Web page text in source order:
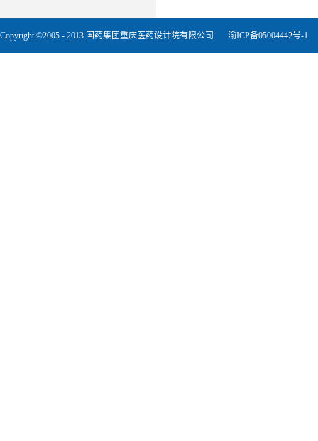
Copyright ©2005 - 2013 国药集团重庆医药设计院有限公司 渝ICP备05004442号-1